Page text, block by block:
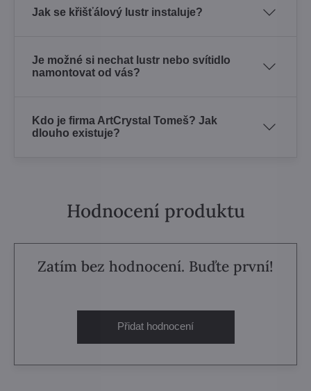
Jak se křišťálový lustr instaluje?
Je možné si nechat lustr nebo svítidlo
namontovat od vás?
Kdo je firma ArtCrystal Tomeš? Jak
dlouho existuje?
Hodnocení produktu
Zatím bez hodnocení. Buďte první!
Přidat hodnocení